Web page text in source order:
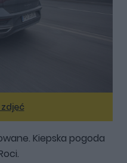
Kiepska pogoda